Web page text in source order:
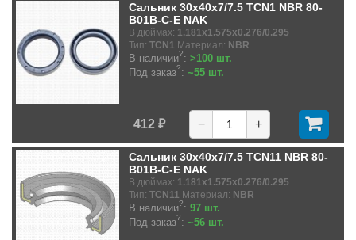
Сальник 30x40x7/7.5 TCN1 NBR 80-
B01B-C-E NAK
В дюймах: 1.181x1.575x0.276/0.295
Тип: TCN1 Материал: NBR
В наличии?: >100 шт.
Под заказ?: ~55 шт.
412 ₽ − +
Сальник 30x40x7/7.5 TCN11 NBR 80-
B01B-C-E NAK
В дюймах: 1.181x1.575x0.276/0.295
Тип: TCN11 Материал: NBR
В наличии?: 97 шт.
Под заказ?: ~56 шт.